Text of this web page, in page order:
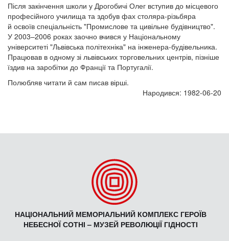
Після закінчення школи у Дрогобичі Олег вступив до місцевого
професійного училища та здобув фах столяра-різьбяра
й освоїв спеціальність "Промислове та цивільне будівництво".
У 2003–2006 роках заочно вчився у Національному
університеті "Львівська політехніка" на інженера-будівельника.
Працював в одному зі львівських торговельних центрів, пізніше
їздив на заробітки до Франції та Португалії.
Полюбляв читати й сам писав вірші.
Народився: 1982-06-20
НАЦІОНАЛЬНИЙ МЕМОРІАЛЬНИЙ КОМПЛЕКС ГЕРОЇВ
НЕБЕСНОЇ СОТНІ – МУЗЕЙ РЕВОЛЮЦІЇ ГІДНОСТІ